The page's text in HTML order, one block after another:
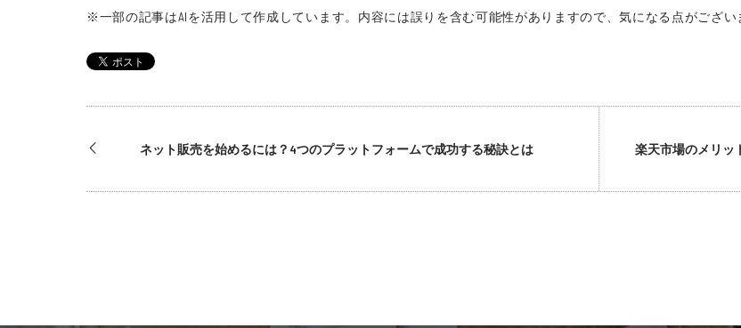
※一部の記事はAIを活用して作成しています。 内容には誤りを含む可能性がありますので、気になる点がござい
ネット販売を始めるには？4つのプラットフォームで成功する秘訣とは 楽天市場のメリッ